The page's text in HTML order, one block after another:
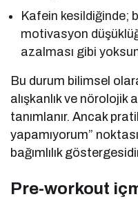
Kafein kesildiğinde;
motivasyon
azalması gibi
Bu durum bilimsel
alışkanlık ve
tanımlanır. Ancak
yapamıyorum”
bağımlılık
Pre-workout